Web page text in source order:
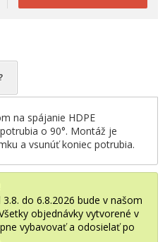
do 6.8.2026 bude v našom
objednávky vytvorené v
vybavovať a odosielať po
na spájanie HDPE
o 90°. Montáž je
a vsunúť koniec potrubia.